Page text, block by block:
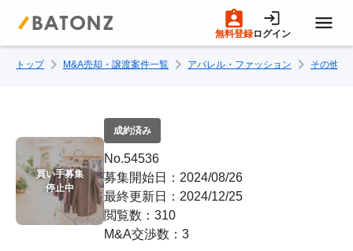
無料登録ログイン
トップページ
M&A案件一覧
売りたい方へ
買いたい方へ
トップ M&A売却・譲渡案件一覧 アパレル・ファッション その他ア
買い手募集
停止中
成約済み
No.54536
募集開始日：2024/08/26
最終更新日：2024/12/25
閲覧数：310
M&A交渉数：3